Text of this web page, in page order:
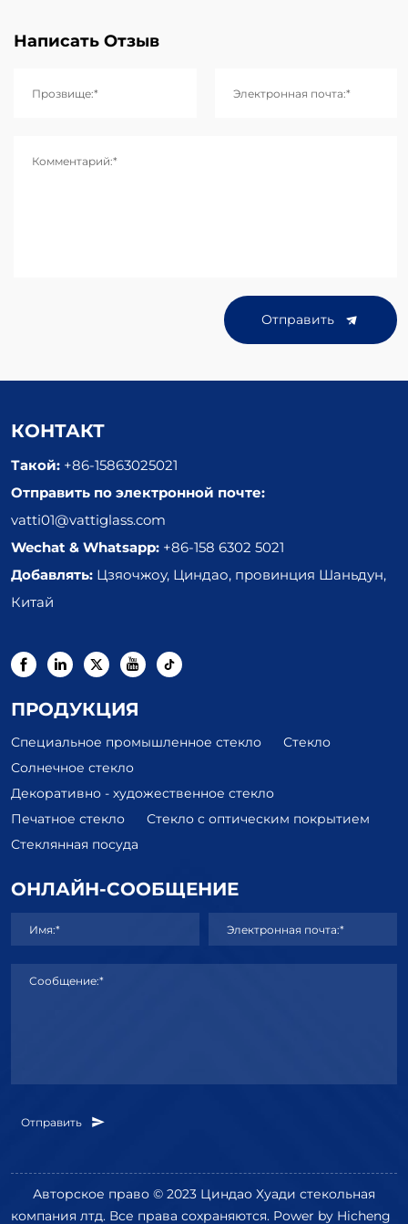
Написать Отзыв
Прозвище:* Электронная почта:*
Комментарий:*
Отправить
КОНТАКТ
Такой: +86-15863025021
Отправить по электронной почте:
vatti01@vattiglass.com
Wechat & Whatsapp: +86-158 6302 5021
Добавлять: Цзяочжоу, Циндао, провинция Шаньдун,
Китай
ПРОДУКЦИЯ
Специальное промышленное стекло
Стекло
Солнечное стекло
Декоративно - художественное стекло
Печатное стекло
Стекло с оптическим покрытием
Стеклянная посуда
ОНЛАЙН-СООБЩЕНИЕ
Имя:* Электронная почта:*
Сообщение:*
Отправить
Авторское право © 2023 Циндао Хуади стекольная
компания лтд. Все права сохраняются. Power by Hicheng